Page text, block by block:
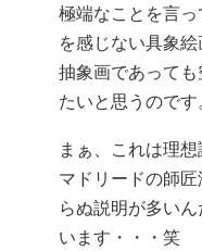
極端なことを言
を感じない具象
抽象画であって
たいと思うのです
まぁ、これは理
マドリードの師
らぬ説明が多い
います・・・笑